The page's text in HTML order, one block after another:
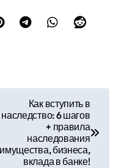
Как вступить в
наследство: 6 шагов
+ правила
наследования
имущества, бизнеса,
вклада в банке!